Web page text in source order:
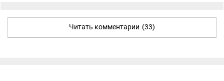
Читать комментарии (33)